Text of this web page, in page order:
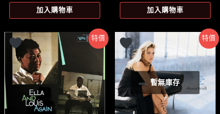
價
格：
價
格：
加入購物車
價
格：
價
格：
加入購物車
特價 特價
暫無庫存